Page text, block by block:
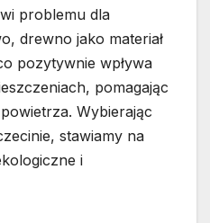
problemu dla
drewno jako materiał
pozytywnie wpływa
pomagając
Wybierając
stawiamy na
i